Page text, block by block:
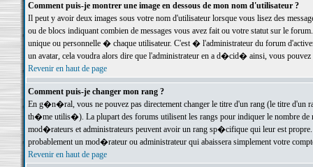
Comment puis-je montrer une image en dessous de mon nom d'utilisateur ?
Il peut y avoir deux images sous votre nom d'utilisateur lorsque vous lisez des
ou de blocs indiquant combien de messages vous avez fait ou votre statut sur le
unique ou personnelle � chaque utilisateur. C'est � l'administrateur du forum
un avatar, cela voudra alors dire que l'administrateur en a d�cid� ainsi, vous
Revenir en haut de page
Comment puis-je changer mon rang ?
En g�n�ral, vous ne pouvez pas directement changer le titre d'un rang (le titre d'un
th�me utilis�). La plupart des forums utilisent les rangs pour indiquer le nombre de
mod�rateurs et administrateurs peuvent avoir un rang sp�cifique qui leur est
probablement un mod�rateur ou administrateur qui abaissera simplement votre
Revenir en haut de page